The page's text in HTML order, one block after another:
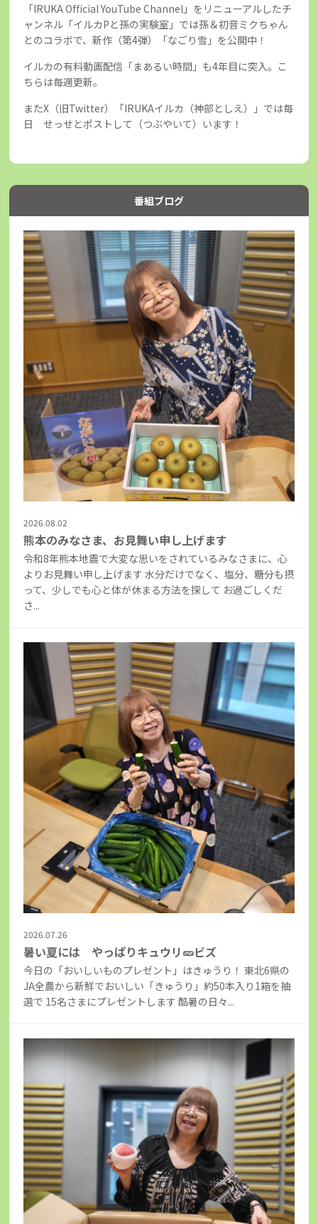
「IRUKA Official YouTube Channel」をリニューアルしたチ
ャンネル「イルカPと孫の実験室」では孫＆初音ミクちゃん
とのコラボで、新作（第4弾）「なごり雪」を公開中！
イルカの有料動画配信「まあるい時間」も4年目に突入。こ
ちらは毎週更新。
またX（旧Twitter）「IRUKAイルカ（神部としえ）」では毎
日 せっせとポストして（つぶやいて）います！
番組ブログ
2026.08.02
熊本のみなさま、お見舞い申し上げます
令和8年熊本地震で大変な思いをされているみなさまに、心
よりお見舞い申し上げます 水分だけでなく、塩分、糖分も摂
って、少しでも心と体が休まる方法を探して お過ごしくだ
さ...
2026.07.26
暑い夏には やっぱりキュウリ🥒ビズ
今日の「おいしいものプレゼント」はきゅうり！ 東北6県の
JA全農から新鮮でおいしい「きゅうり」約50本入り1箱を抽
選で 15名さまにプレゼントします 酷暑の日々...